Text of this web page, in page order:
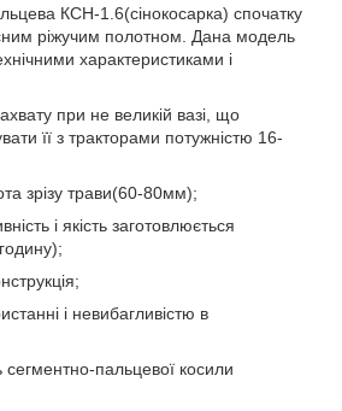
КСН-1.6(сінокосарка) спочатку
ріжучим полотном. Дана модель
характеристиками і
при не великій вазі, що
її з тракторами потужністю 16-
зрізу трави(60-80мм);
і якість заготовлюється
і невибагливістю в
сегментно-пальцевої косили